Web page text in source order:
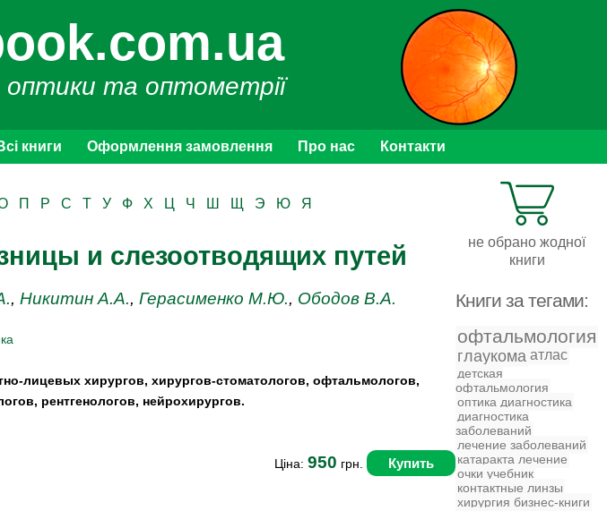
оптики та оптометрії
книги Оформлення замовлення Про нас Контакти
П Р С Т У Ф Х Ц Ч Ш Щ Э Ю Я
и слезоотводящих путей
,Никитин А.А.,Герасименко М.Ю., Ободов В.А.
лицевых хирургов, хирургов-стоматологов, офтальмологов,
рентгенологов, нейрохирургов.
Ціна: 950 грн. Купить
не обрано жодної
книги
Книги за тегами:
офтальмология
глаукома атлас
детская
офтальмология
оптика диагностика
диагностика
заболеваний
лечение заболеваний
катаракта лечение
очки учебник
контактные линзы
хирургия бизнес-книги